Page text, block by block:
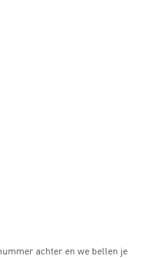
achter en we bellen je